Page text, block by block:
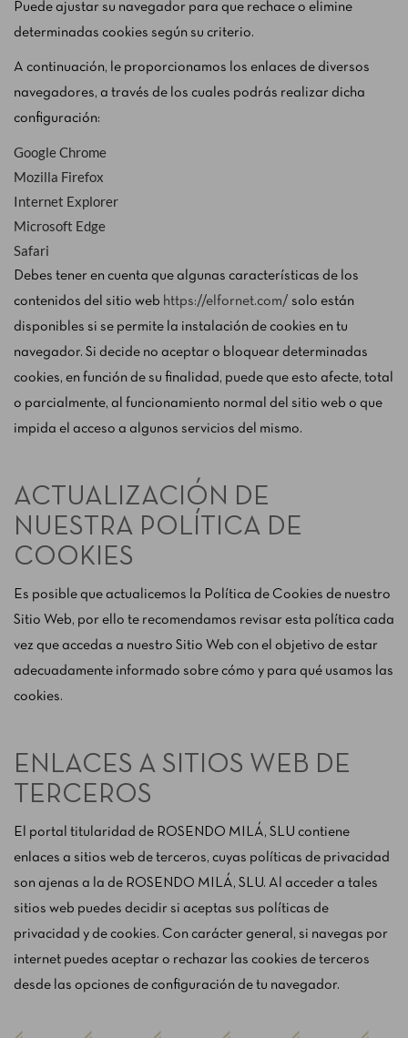
Puede ajustar su navegador para que rechace o elimine
determinadas cookies según su criterio.
A continuación, le proporcionamos los enlaces de diversos
navegadores, a través de los cuales podrás realizar dicha
configuración:
Google Chrome
Mozilla Firefox
Internet Explorer
Microsoft Edge
Safari
Debes tener en cuenta que algunas características de los
contenidos del sitio web https://elfornet.com/ solo están
disponibles si se permite la instalación de cookies en tu
navegador. Si decide no aceptar o bloquear determinadas
cookies, en función de su finalidad, puede que esto afecte, total
o parcialmente, al funcionamiento normal del sitio web o que
impida el acceso a algunos servicios del mismo.
ACTUALIZACIÓN DE
NUESTRA POLÍTICA DE
COOKIES
Es posible que actualicemos la Política de Cookies de nuestro
Sitio Web, por ello te recomendamos revisar esta política cada
vez que accedas a nuestro Sitio Web con el objetivo de estar
adecuadamente informado sobre cómo y para qué usamos las
cookies.
ENLACES A SITIOS WEB DE
TERCEROS
El portal titularidad de ROSENDO MILÁ, SLU contiene
enlaces a sitios web de terceros, cuyas políticas de privacidad
son ajenas a la de ROSENDO MILÁ, SLU. Al acceder a tales
sitios web puedes decidir si aceptas sus políticas de
privacidad y de cookies. Con carácter general, si navegas por
internet puedes aceptar o rechazar las cookies de terceros
desde las opciones de configuración de tu navegador.